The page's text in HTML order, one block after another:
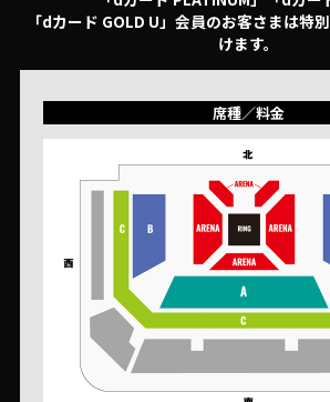
「dカード GOLD U」会員のお客さまは特
けます。
席種／料金